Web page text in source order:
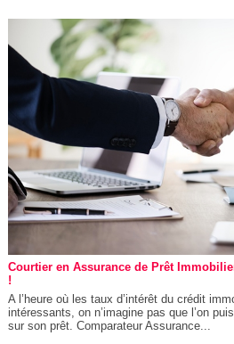
Courtier en Assurance de Prêt
!
A l’heure où les taux d’intérêt du crédit
intéressants, on n’imagine pas que l’on
sur son prêt. Comparateur Assurance...